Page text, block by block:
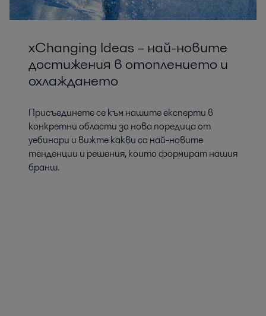
xChanging Ideas – най-новите
достижения в отоплението и
охлаждането
Присъединете се към нашите експерти в
конкретни области за нова поредица от
уебинари и вижте какви са най-новите
тенденции и решения, които формират нашия
бранш.